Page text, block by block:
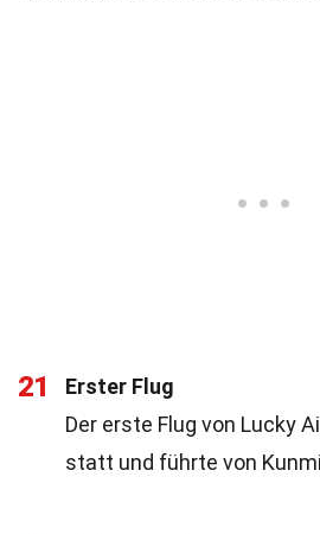
21
Erster Flug
Der erste Flug von Lucky
statt und führte von